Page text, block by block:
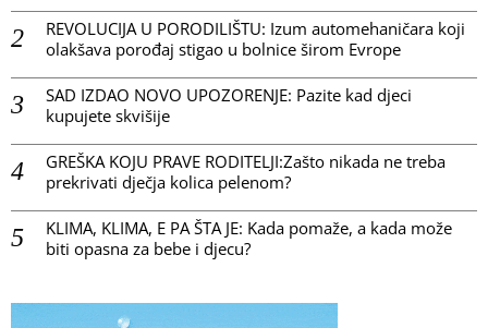
REVOLUCIJA U PORODILIŠTU: Izum automehaničara koji
olakšava porođaj stigao u bolnice širom Evrope
SAD IZDAO NOVO UPOZORENJE: Pazite kad djeci
kupujete skvišije
GREŠKA KOJU PRAVE RODITELJI:Zašto nikada ne treba
prekrivati dječja kolica pelenom?
KLIMA, KLIMA, E PA ŠTA JE: Kada pomaže, a kada može
biti opasna za bebe i djecu?